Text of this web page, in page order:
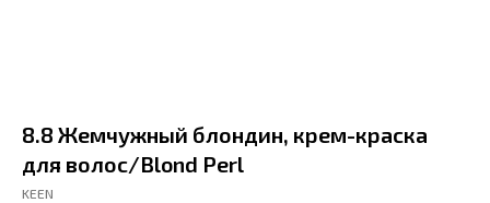
8.8 Жемчужный блондин, крем-краска
для волос/Blond Perl
KEEN